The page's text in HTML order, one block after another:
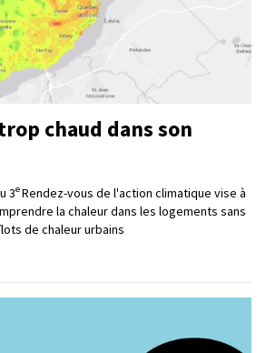
chaud dans son
3eRendez-vous de l'action climatique vise à
la chaleur dans les logements sans
de chaleur urbains